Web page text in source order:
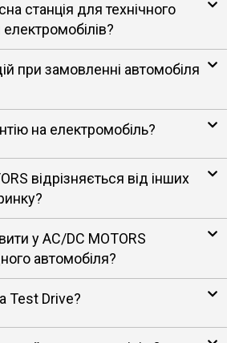
станція для технічного
при замовленні автомобіля
на електромобіль?
відрізняється від інших
у AC/DC MOTORS
автомобіля?
Test Drive?